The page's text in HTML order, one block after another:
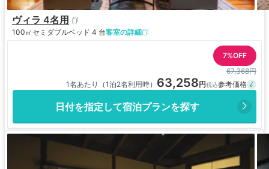
ヴィラ 4名用
100㎡セミダブルベッド 4 台客室の詳細
7%OFF
67,368円
1名あたり（1泊2名利用時） 63,258
日付を指定して宿泊プランを探す